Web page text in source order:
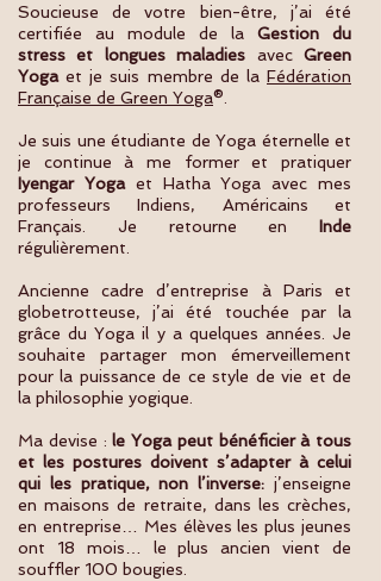
Soucieuse de votre bien-être, j’ai été
certifiée au module de la Gestion du
stress et longues maladies avecGreen
Yogaet je suis membre de la Fédération
Française de Green Yoga®.
Je suis une étudiante de Yoga éternelle et
je continue à me former et pratiquer
Iyengar Yogaet Hatha Yoga avec mes
professeurs Indiens, Américains et
Français. Je retourne en Inde
régulièrement.
Ancienne cadre d’entreprise à Paris et
globetrotteuse, j’ai été touchée par la
grâce du Yoga il y a quelques années. Je
souhaite partager mon émerveillement
pour la puissance de ce style de vie et de
la philosophie yogique.
Ma devise :le Yoga peut bénéficier à tous
et les postures doivent s’adapter à celui
qui les pratique, non l’inverse: j’enseigne
en maisons de retraite, dans les crèches,
en entreprise… Mes élèves les plus jeunes
ont 18 mois… le plus ancien vient de
souffler 100 bougies.